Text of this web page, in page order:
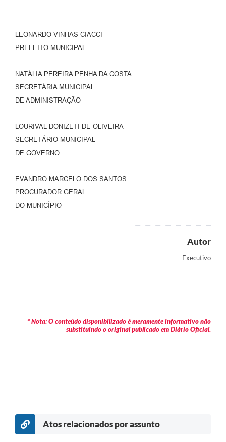
LEONARDO VINHAS CIACCI
PREFEITO MUNICIPAL
NATÁLIA PEREIRA PENHA DA COSTA
SECRETÁRIA MUNICIPAL
DE ADMINISTRAÇÃO
LOURIVAL DONIZETI DE OLIVEIRA
SECRETÁRIO MUNICIPAL
DE GOVERNO
EVANDRO MARCELO DOS SANTOS
PROCURADOR GERAL
DO MUNICÍPIO
Autor
Executivo
* Nota: O conteúdo disponibilizado é meramente informativo não
substituindo o original publicado em Diário Oficial.
Atos relacionados por assunto